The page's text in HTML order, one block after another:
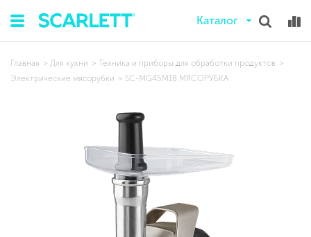
Каталог
Главная Для кухни
Техника и приборы для обработки продуктов
Электрические мясорубки
SC-MG45M18 МЯСОРУБКА